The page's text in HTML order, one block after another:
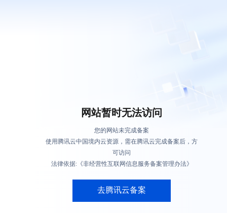
网站暂时无法访问
您的网站未完成备案
使用腾讯云中国境内云资源，需在腾讯云完成备案后，方
可访问
法律依据:《非经营性互联网信息服务备案管理办法》
去腾讯云备案